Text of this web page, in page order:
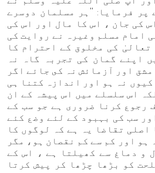
پر فرمایا: ''ہر مسلمان دوسرے
کی جان ، اس کا مال اور اس کی
امام مسلم وغیرہ نے روایت کی
تعالیٰ کی مخلوق کے احترام کا
اپنے گمان کی تجربہ گاہ نہ
اور آزمائش نہ کى جائے اگر
نہ ہو اور اندازہ کتنا ہی
اس سلسلے میں اس پیشہ کے ان
رجوع کرنا ضروری ہے جو سب کے
سب کی بہبود کے لئے وضع کئے
اصلی تقاضا یہ ہے کہ لوگوں کا
ہو اور کم سے کم نقصان ہو، مگر
و دماغ سے کھیلتا ہے ، اس کے
کو بڑھا چڑھا کر پیش کرتا